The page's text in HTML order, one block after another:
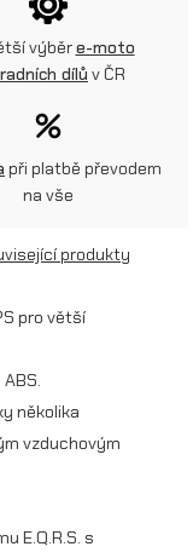
výběre-moto
dílů v ČR
při platbě převodem
na vše
produkty
pro větší
několika
vzduchovým
E.Q.R.S. s